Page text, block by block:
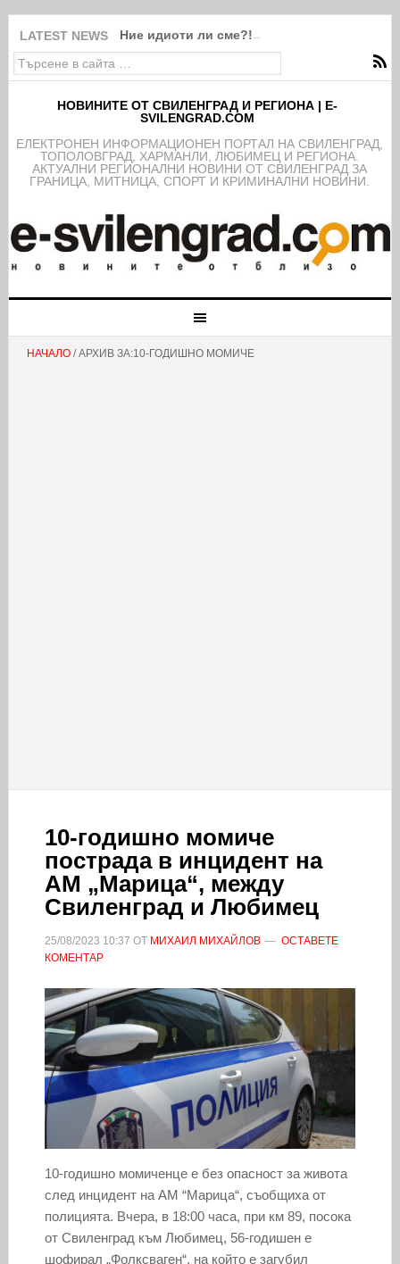
LATEST NEWS Ние идиоти ли сме?!
НОВИНИТЕ ОТ СВИЛЕНГРАД И РЕГИОНА | E-
SVILENGRAD.COM
EЛЕКТРОНЕН ИНФОРМАЦИОНЕН ПОРТАЛ НА СВИЛЕНГРАД,
ТОПОЛОВГРАД, ХАРМАНЛИ, ЛЮБИМЕЦ И РЕГИОНА.
АКТУАЛНИ РЕГИОНАЛНИ НОВИНИ ОТ СВИЛЕНГРАД ЗА
ГРАНИЦА, МИТНИЦА, СПОРТ И КРИМИНАЛНИ НОВИНИ.
НАЧАЛО/ АРХИВ ЗА:10-ГОДИШНО МОМИЧЕ
10-годишно момиче
пострада в инцидент на
АМ „Марица“, между
Свиленград и Любимец
25/08/2023 10:37 ОТ МИХАИЛ МИХАЙЛОВ
ОСТАВЕТЕ
КОМЕНТАР
10-годишно момиченце е без опасност за живота
след инцидент на АМ “Марица“, съобщиха от
полицията. Вчера, в 18:00 часа, при км 89, посока
от Свиленград към Любимец, 56-годишен е
шофирал „Фолксваген“, на който е загубил